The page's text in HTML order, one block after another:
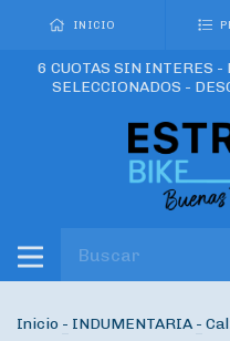
INICIO
6 CUOTAS SIN INTERES -
SELECCIONADOS -
Inicio - INDUMENTARIA -